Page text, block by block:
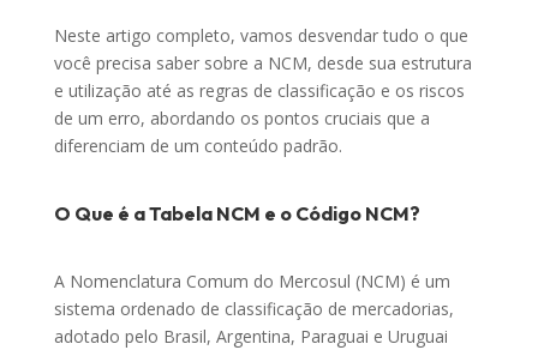
Neste artigo completo, vamos desvendar tudo o que
você precisa saber sobre a NCM, desde sua estrutura
e utilização até as regras de classificação e os riscos
de um erro, abordando os pontos cruciais que a
diferenciam de um conteúdo padrão.
O Que é a Tabela NCM e o Código NCM?
A Nomenclatura Comum do Mercosul (NCM) é um
sistema ordenado de classificação de mercadorias,
adotado pelo Brasil, Argentina, Paraguai e Uruguai